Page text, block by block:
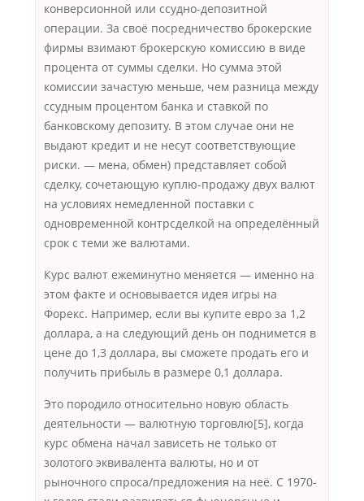
конверсионной или ссудно-депозитной
операции. За своё посредничество брокерские
фирмы взимают брокерскую комиссию в виде
процента от суммы сделки. Но сумма этой
комиссии зачастую меньше, чем разница между
ссудным процентом банка и ставкой по
банковскому депозиту. В этом случае они не
выдают кредит и не несут соответствующие
риски. — мена, обмен) представляет собой
сделку, сочетающую куплю-продажу двух валют
на условиях немедленной поставки с
одновременной контрсделкой на определённый
срок с теми же валютами.
Курс валют ежеминутно меняется — именно на
этом факте и основывается идея игры на
Форекс. Например, если вы купите евро за 1,2
доллара, а на следующий день он поднимется в
цене до 1,3 доллара, вы сможете продать его и
получить прибыль в размере 0,1 доллара.
Это породило относительно новую область
деятельности — валютную торговлю[5], когда
курс обмена начал зависеть не только от
золотого эквивалента валюты, но и от
рыночного спроса/предложения на неё. С 1970-